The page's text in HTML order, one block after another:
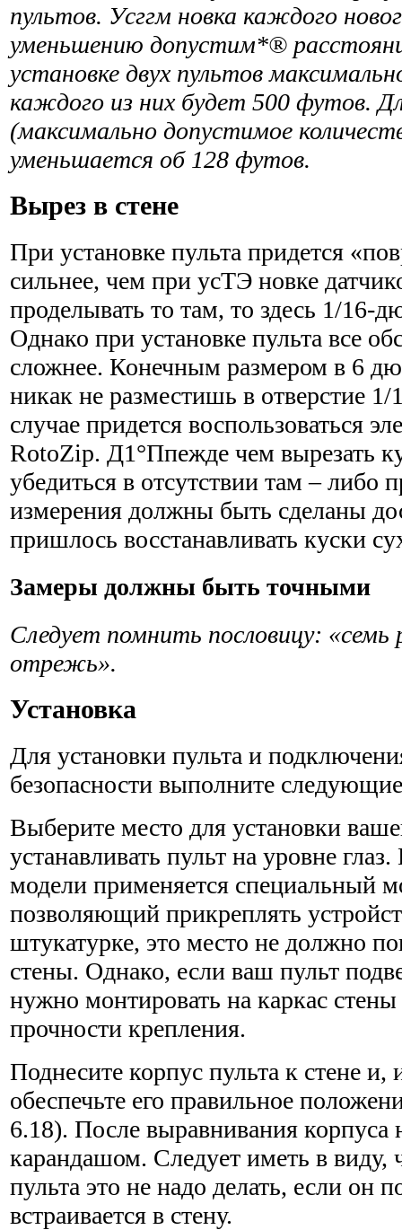
пультов. Усггм новка каждого
уменьшению допустим*®
установке двух пультов
каждого из них будет 500 футов.
(максимально допустимое
уменьшается об 128 футов.
Вырез в стене
При установке пульта придется
сильнее, чем при усТЭ новке
проделывать то там, то здесь 1/16-
Однако при установке пульта все
сложнее. Конечным размером в 6
никак не разместишь в отверстие
случае придется воспользоваться
RotoZip. Д1°Ппежде чем вырезать
убедиться в отсутствии там – либо
измерения должны быть сделаны
пришлось восстанавливать куски
Замеры должны быть точными
Следует помнить пословицу: «семь
отрежь».
Установка
Для установки пульта и
безопасности выполните
Выберите место для установки
устанавливать пульт на уровне
модели применяется специальный
позволяющий прикреплять
штукатурке, это место не должно
стены. Однако, если ваш пульт
нужно монтировать на каркас
прочности крепления.
Поднесите корпус пульта к стене и,
обеспечьте его пра­вильное
6.18). После выравнивания корпуса
карандашом. Следует иметь в виду,
пульта это не надо делать, если он
встраивается в стену.